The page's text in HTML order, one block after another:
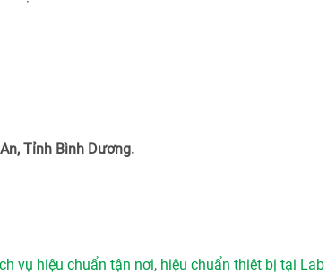
Tỉnh Bình Dương.
vụ hiệu chuẩn tận nơi, hiệu chuẩn thiêt bị tại Lab